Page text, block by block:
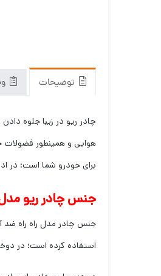
توضیحات
چادر ریو در زیبا جلوه
هوایی و همینطور
برای خودرو شما است؛ در
جنس چادر ریو
استفاده کرده است؛ در